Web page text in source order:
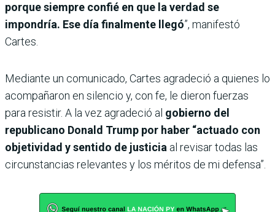
porque siempre confié en que la verdad se
impondría. Ese día finalmente llegó”, manifestó
Cartes.
Mediante un comunicado, Cartes agradeció a quienes lo
acompañaron en silencio y, con fe, le dieron fuerzas
para resistir. A la vez agradeció al gobierno del
republicano Donald Trump por haber “actuado con
objetividad y sentido de justicia al revisar todas las
circunstancias relevantes y los méritos de mi defensa”.